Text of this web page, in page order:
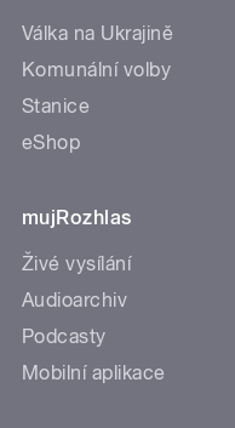
Válka na Ukrajině
Komunální volby
Stanice
eShop
mujRozhlas
Živé vysílání
Audioarchiv
Podcasty
Mobilní aplikace